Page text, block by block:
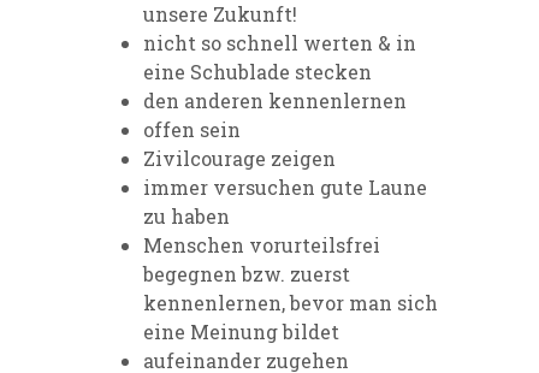
unsere Zukunft!
nicht so schnell werten & in
eine Schublade stecken
den anderen kennenlernen
offen sein
Zivilcourage zeigen
immer versuchen gute Laune
zu haben
Menschen vorurteilsfrei
begegnen bzw. zuerst
kennenlernen, bevor man sich
eine Meinung bildet
aufeinander zugehen